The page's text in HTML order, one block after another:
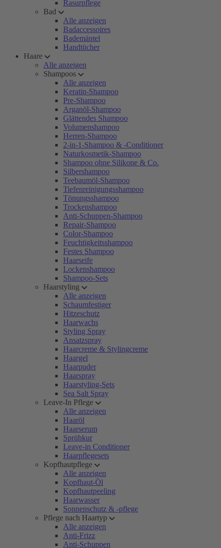
Rasurpflege
Bad
Alle anzeigen
Badaccessoires
Bademäntel
Handtücher
Haare
Alle anzeigen
Shampoos
Alle anzeigen
Keratin-Shampoo
Pre-Shampoo
Arganöl-Shampoo
Glättendes Shampoo
Volumenshampoo
Herren-Shampoo
2-in-1-Shampoo & -Conditioner
Naturkosmetik-Shampoo
Shampoo ohne Silikone & Co.
Silbershampoo
Teebaumöl-Shampoo
Tiefenreinigungsshampoo
Tönungsshampoo
Trockenshampoo
Anti-Schuppen-Shampoo
Repair-Shampoo
Color-Shampoo
Feuchtigkeitsshampoo
Festes Shampoo
Haarseife
Lockenshampoo
Shampoo-Sets
Haarstyling
Alle anzeigen
Schaumfestiger
Hitzeschutz
Haarwachs
Styling Spray
Ansatzspray
Haarcreme & Stylingcreme
Haargel
Haarpuder
Haarspray
Haarstyling-Sets
Sea Salt Spray
Leave-In Pflege
Alle anzeigen
Haaröl
Haarserum
Sprühkur
Leave-in Conditioner
Haarpflegesets
Kopfhautpflege
Alle anzeigen
Kopfhaut-Öl
Kopfhautpeeling
Haarwasser
Sonnenschutz & -pflege
Pflege nach Haartyp
Alle anzeigen
Anti-Frizz
Anti-Schuppen